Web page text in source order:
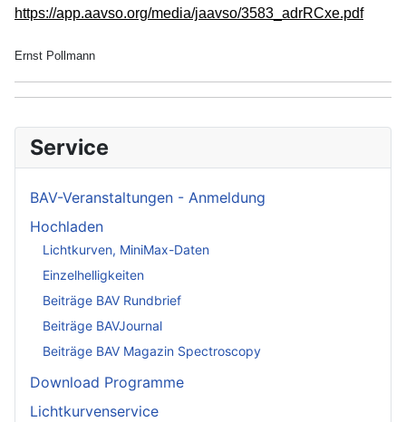
https://app.aavso.org/media/jaavso/3583_adrRCxe.pdf
Ernst Pollmann
Service
BAV-Veranstaltungen - Anmeldung
Hochladen
Lichtkurven, MiniMax-Daten
Einzelhelligkeiten
Beiträge BAV Rundbrief
Beiträge BAVJournal
Beiträge BAV Magazin Spectroscopy
Download Programme
Lichtkurvenservice